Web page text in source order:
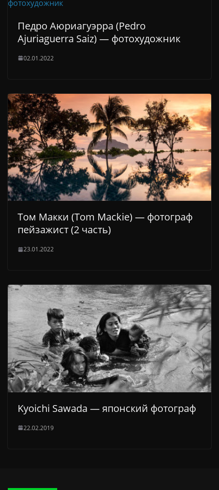
Педро Аюриагуэрра (Pedro
Ajuriaguerra Saiz) — фотохудожник
02.01.2022
Том Макки (Tom Mackie) — фотограф
пейзажист (2 часть)
23.01.2022
Kyoichi Sawada — японский фотограф
22.02.2019